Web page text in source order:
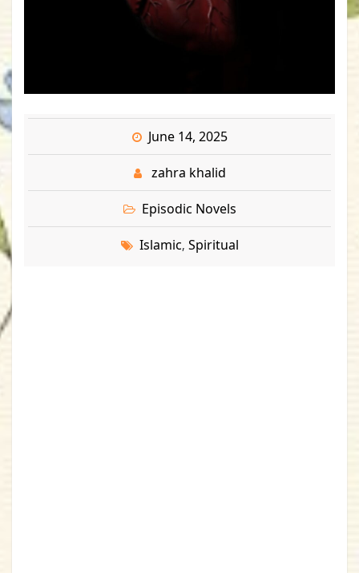
June 14, 2025
zahra khalid
Episodic Novels
Islamic, Spiritual